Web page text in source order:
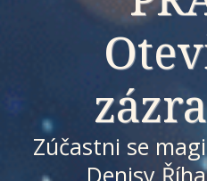
Zúčastni se
Denisy